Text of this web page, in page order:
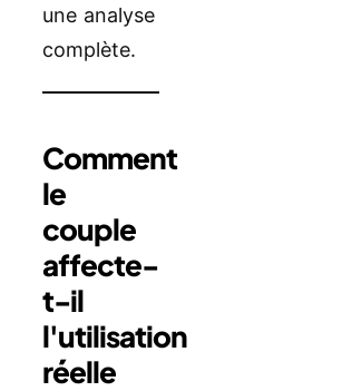
une analyse
complète.
Comment
le
couple
affecte-
t-il
l'utilisation
réelle